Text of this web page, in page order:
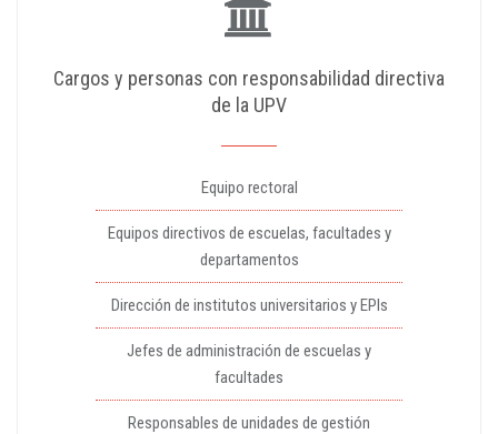
Cargos y personas con responsabilidad directiva
de la UPV
Equipo rectoral
Equipos directivos de escuelas, facultades y
departamentos
Dirección de institutos universitarios y EPIs
Jefes de administración de escuelas y
facultades
Responsables de unidades de gestión